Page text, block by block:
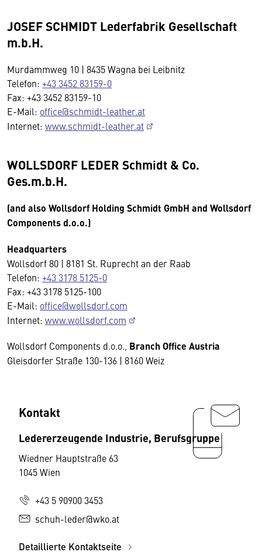
JOSEF SCHMIDT Lederfabrik Gesellschaft
m.b.H.
Murdammweg 10 | 8435 Wagna bei Leibnitz
Telefon: +43 3452 83159-0
Fax: +43 3452 83159-10
E-Mail: office@schmidt-leather.at
Internet: www.schmidt-leather.at
WOLLSDORF LEDER Schmidt & Co.
Ges.m.b.H.
(and also Wollsdorf Holding Schmidt GmbH and Wollsdorf
Components d.o.o.)
Headquarters
Wollsdorf 80 | 8181 St. Ruprecht an der Raab
Telefon: +43 3178 5125-0
Fax: +43 3178 5125-100
E-Mail: office@wollsdorf.com
Internet: www.wollsdorf.com
Wollsdorf Components d.o.o., Branch Office Austria
Gleisdorfer Straße 130-136 | 8160 Weiz
Kontakt
Ledererzeugende Industrie, Berufsgruppe
Wiedner Hauptstraße 63
1045 Wien
+43 5 90900 3453
schuh-leder@wko.at
Detaillierte Kontaktseite